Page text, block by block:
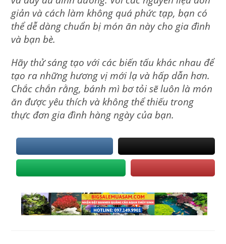
giản và cách làm không quá phức tạp, bạn có
thể dễ dàng chuẩn bị món ăn này cho gia đình
và bạn bè.
Hãy thử sáng tạo với các biến tấu khác nhau để
tạo ra những hương vị mới lạ và hấp dẫn hơn.
Chắc chắn rằng, bánh mì bơ tỏi sẽ luôn là món
ăn được yêu thích và không thể thiếu trong
thực đơn gia đình hàng ngày của bạn.